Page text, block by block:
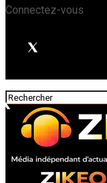
Connectez-vous